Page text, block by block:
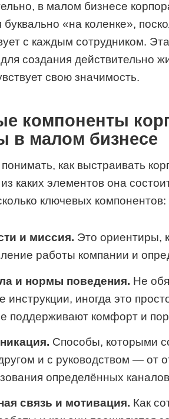
в малом бизнесе
буквально «на коленке»,
с каждым сотрудником.
создания действительно
свою значимость.
компоненты
в малом бизнесе
как выстраивать
каких элементов она
ключевых компонентов:
и миссия. Это ориентиры,
работы компании и
и нормы поведения. Не
инструкции, иногда это
поддерживают комфорт и
Способы, которыми
и с руководством — от
определённых
связь и мотивация. Как